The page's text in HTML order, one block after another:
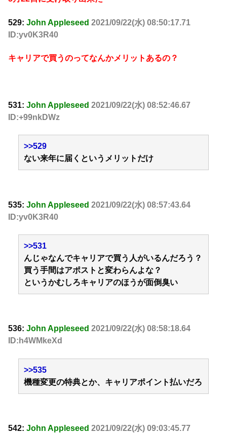
529: John Appleseed 2021/09/22(水) 08:50:17.71
ID:yv0K3R40
キャリアで買うのってなんかメリットあるの？
531: John Appleseed 2021/09/22(水) 08:52:46.67
ID:+99nkDWz
>>529
ない来年に届くというメリットだけ
535: John Appleseed 2021/09/22(水) 08:57:43.64
ID:yv0K3R40
>>531
んじゃなんでキャリアで買う人がいるんだろう？
買う手間はアポストと変わらんよな？
というかむしろキャリアのほうが面倒臭い
536: John Appleseed 2021/09/22(水) 08:58:18.64
ID:h4WMkeXd
>>535
機種変更の特典とか、キャリアポイント払いだろ
542: John Appleseed 2021/09/22(水) 09:03:45.77